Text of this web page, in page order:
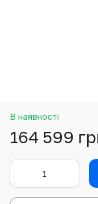
В наявності
164 599